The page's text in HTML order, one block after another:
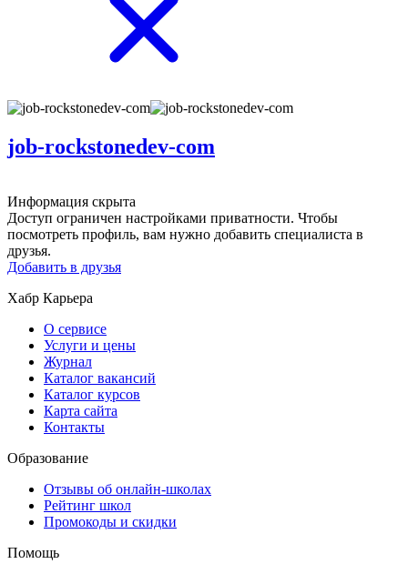
job-rockstonedev-com
Информация скрыта
Доступ ограничен настройками приватности. Чтобы
посмотреть профиль, вам нужно добавить специалиста в
друзья.
Добавить в друзья
Хабр Карьера
О сервисе
Услуги и цены
Журнал
Каталог вакансий
Каталог курсов
Карта сайта
Контакты
Образование
Отзывы об онлайн-школах
Рейтинг школ
Промокоды и скидки
Помощь